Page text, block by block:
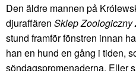
Den äldre mannen på
djuraffären Sklep Zoologiczny
stund framför fönstren innan
han en hund en gång i tiden,
söndagspromenaderna. Eller